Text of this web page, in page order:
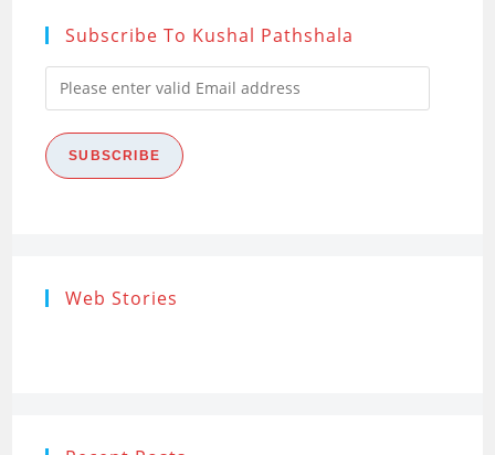
Subscribe To Kushal Pathshala
Please
enter
valid
Email
SUBSCRIBE
Web Stories
Research
Ethics (शोध